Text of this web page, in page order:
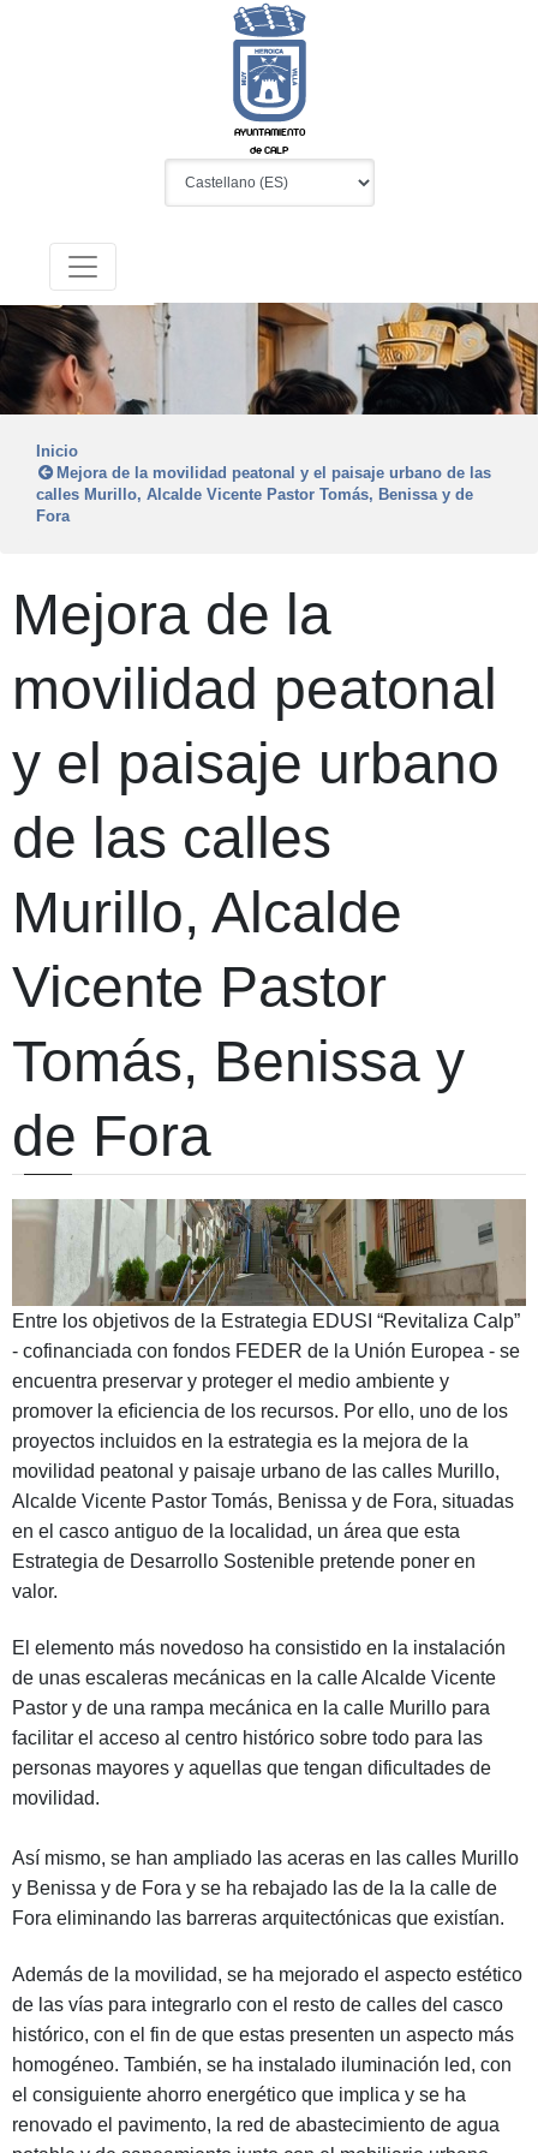
AYUNTAMIENTO
de CALP
Inicio
Mejora de la movilidad peatonal y el paisaje urbano de las
calles Murillo, Alcalde Vicente Pastor Tomás, Benissa y de
Fora
Mejora de la
movilidad peatonal
y el paisaje urbano
de las calles
Murillo, Alcalde
Vicente Pastor
Tomás, Benissa y
de Fora
Entre los objetivos de la Estrategia EDUSI “Revitaliza Calp”
- cofinanciada con fondos FEDER de la Unión Europea - se
encuentra preservar y proteger el medio ambiente y
promover la eﬁciencia de los recursos. Por ello, uno de los
proyectos incluidos en la estrategia es la mejora de la
movilidad peatonal y paisaje urbano de las calles Murillo,
Alcalde Vicente Pastor Tomás, Benissa y de Fora, situadas
en el casco antiguo de la localidad, un área que esta
Estrategia de Desarrollo Sostenible pretende poner en
valor.
El elemento más novedoso ha consistido en la instalación
de unas escaleras mecánicas en la calle Alcalde Vicente
Pastor y de una rampa mecánica en la calle Murillo para
facilitar el acceso al centro histórico sobre todo para las
personas mayores y aquellas que tengan dificultades de
movilidad.
Así mismo, se han ampliado las aceras en las calles Murillo
y Benissa y de Fora y se ha rebajado las de la la calle de
Fora eliminando las barreras arquitectónicas que existían.
Además de la movilidad, se ha mejorado el aspecto estético
de las vías para integrarlo con el resto de calles del casco
histórico, con el fin de que estas presenten un aspecto más
homogéneo. También, se ha instalado iluminación led, con
el consiguiente ahorro energético que implica y se ha
renovado el pavimento, la red de abastecimiento de agua